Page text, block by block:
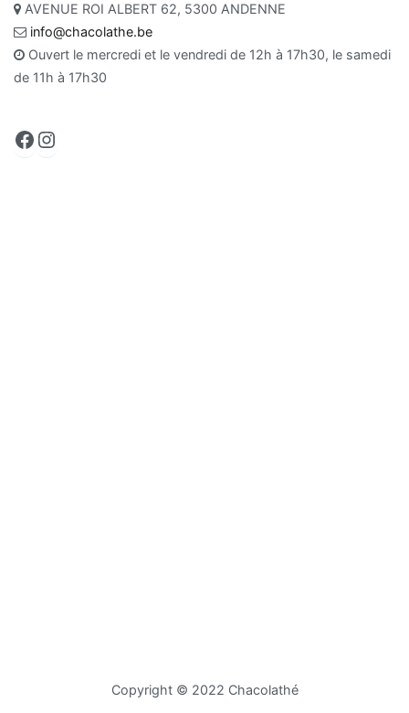
AVENUE ROI ALBERT 62, 5300 ANDENNE
info@chacolathe.be
Ouvert le mercredi et le vendredi de 12h à 17h30, le samedi
de 11h à 17h30
Facebook
Copyright © 2022 Chacolathé